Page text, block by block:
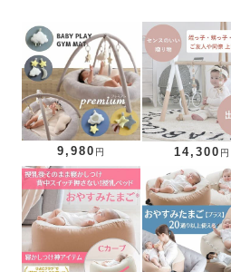
9,980 円 14,300 円